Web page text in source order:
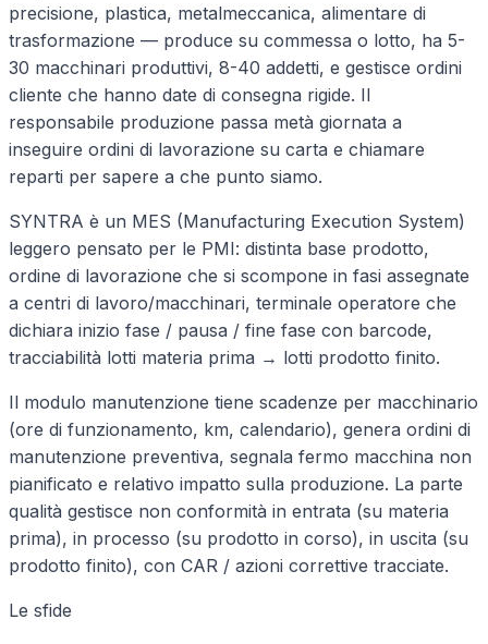
precisione, plastica, metalmeccanica, alimentare di
trasformazione — produce su commessa o lotto, ha 5-
30 macchinari produttivi, 8-40 addetti, e gestisce ordini
cliente che hanno date di consegna rigide. Il
responsabile produzione passa metà giornata a
inseguire ordini di lavorazione su carta e chiamare
reparti per sapere a che punto siamo.
SYNTRA è un MES (Manufacturing Execution System)
leggero pensato per le PMI: distinta base prodotto,
ordine di lavorazione che si scompone in fasi assegnate
a centri di lavoro/macchinari, terminale operatore che
dichiara inizio fase / pausa / fine fase con barcode,
tracciabilità lotti materia prima → lotti prodotto finito.
Il modulo manutenzione tiene scadenze per macchinario
(ore di funzionamento, km, calendario), genera ordini di
manutenzione preventiva, segnala fermo macchina non
pianificato e relativo impatto sulla produzione. La parte
qualità gestisce non conformità in entrata (su materia
prima), in processo (su prodotto in corso), in uscita (su
prodotto finito), con CAR / azioni correttive tracciate.
Le sfide